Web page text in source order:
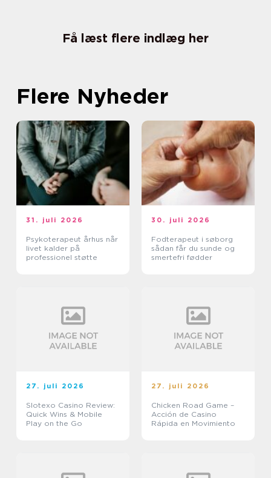
Få læst flere indlæg her
Flere Nyheder
31. juli 2026
Psykoterapeut århus når
livet kalder på
professionel støtte
30. juli 2026
Fodterapeut i søborg
sådan får du sunde og
smertefri fødder
27. juli 2026
Slotexo Casino Review:
Quick Wins & Mobile
Play on the Go
27. juli 2026
Chicken Road Game –
Acción de Casino
Rápida en Movimiento